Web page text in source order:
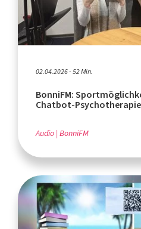
02.04.2026 - 52 Min.
BonniFM:
Chatbot-
Audio BonniFM